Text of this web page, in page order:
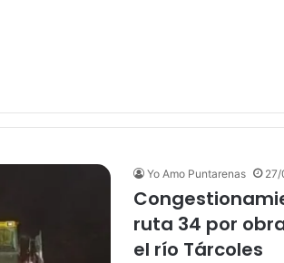
Yo Amo Puntarenas
ruta 34 por
el río Tárcoles